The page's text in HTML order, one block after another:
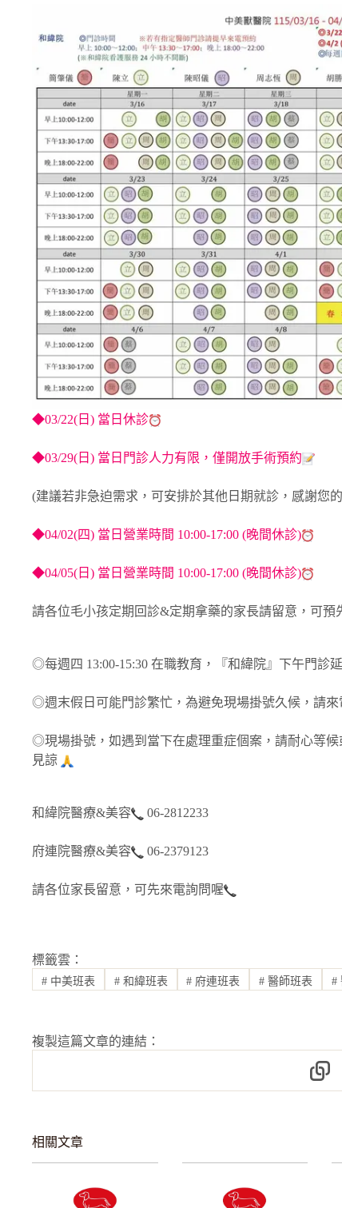
◆03/22(日) 當日休診
◆03/29(日) 當日門診人力有限，僅開放手術預約
(建議若非急迫需求，可安排於其他日期就診，感謝您
◆04/02(四) 當日營業時間 10:00-17:00 (晚間休診)
◆04/05(日) 當日營業時間 10:00-17:00 (晚間休診)
請各位毛小孩定期回診&定期拿藥的家長請留意，可預
◎每週四 13:00-15:30 在職教育，『和緯院』下午門診
◎週末假日可能門診繁忙，為避免現場掛號久候，請來
◎現場掛號，如遇到當下在處理重症個案，請耐心等
見諒
和緯院醫療&美容 06-2812233
府連院醫療&美容 06-2379123
請各位家長留意，可先來電詢問喔
標籤雲：
#中美班表 #和緯班表 # 府連班表 # 醫師班表 #
複製這篇文章的連結：
相關文章